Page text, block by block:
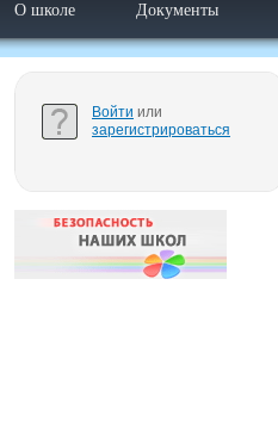
О школе Документы
Войти или
зарегистрироваться